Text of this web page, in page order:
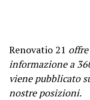
Renovatio 21
informazione a
viene pubblicato
nostre posizioni.